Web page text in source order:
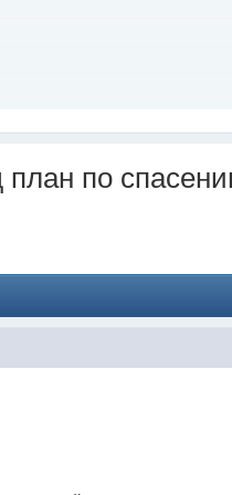
с Порфелем, Артоса добавил
план по